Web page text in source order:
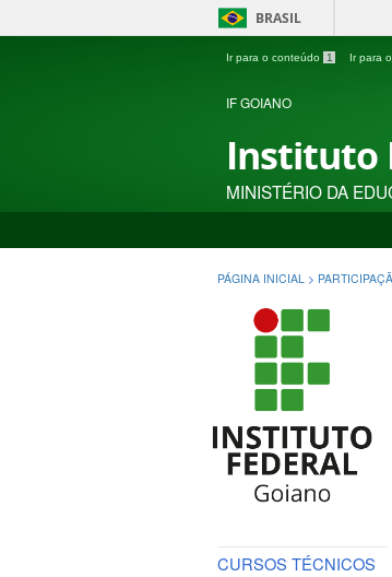
BRASIL
Ir para o conteúdo 1 Ir para
IF GOIANO
Instituto
MINISTÉRIO DA
PÁGINA INICIAL >
CURSOS TÉCNICOS